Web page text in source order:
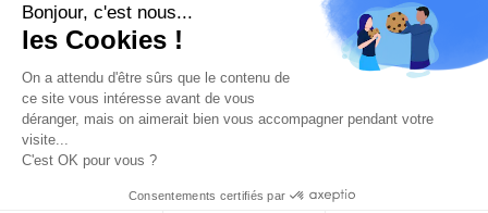
Bonjour, c'est nous...
les Cookies !
On a attendu d'être sûrs que le contenu de
ce site vous intéresse avant de vous
déranger, mais on aimerait bien vous accompagner pendant votre
visite...
C'est OK pour vous ?
Consentements certifiés par
Informations légales et CGU
Version 3.7.12